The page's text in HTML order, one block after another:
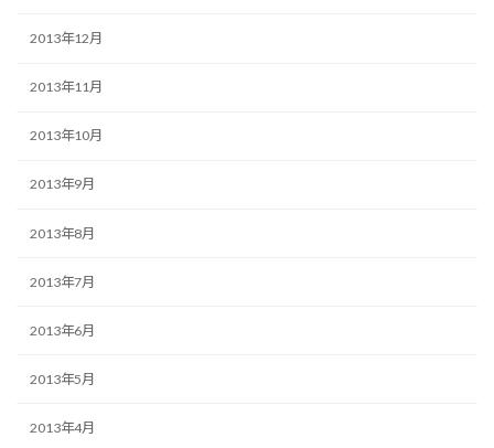
2013年12月
2013年11月
2013年10月
2013年9月
2013年8月
2013年7月
2013年6月
2013年5月
2013年4月